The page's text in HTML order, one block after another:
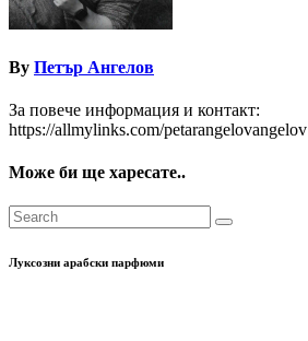
By Петър Ангелов
За повече информация и контакт:
https://allmylinks.com/petarangelovangelov
Може би ще харесате..
Луксозни арабски парфюми